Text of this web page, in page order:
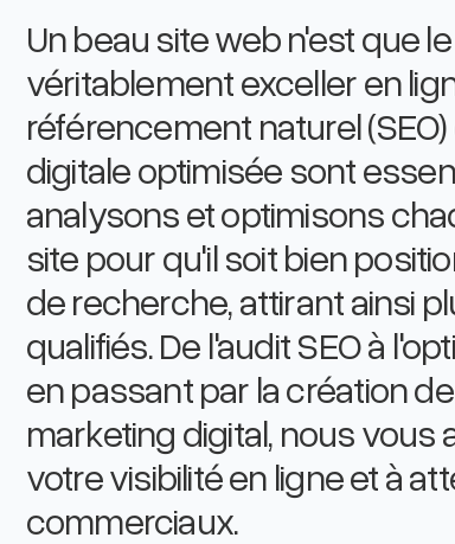
Un beau site web n'est que
véritablement exceller en
référencement naturel
digitale optimisée sont
analysons et optimisons
site pour qu'il soit bien
de recherche, attirant ainsi
qualifiés. De l'audit SEO à
en passant par la création
marketing digital, nous vous
votre visibilité en ligne et à
commerciaux.